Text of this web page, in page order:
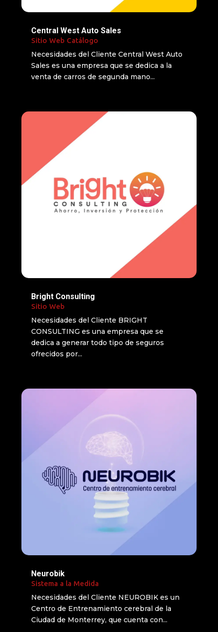
Central West Auto Sales
Sitio Web Catálogo
Necesidades del Cliente Central West Auto
Sales es una empresa que se dedica a la
venta de carros de segunda mano...
Bright Consulting
Sitio Web
Necesidades del Cliente BRIGHT
CONSULTING es una empresa que se
dedica a generar todo tipo de seguros
ofrecidos por...
Neurobik
Sistema a la Medida
Necesidades del Cliente NEUROBIK es un
Centro de Entrenamiento cerebral de la
Ciudad de Monterrey, que cuenta con...